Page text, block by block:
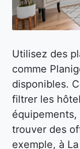
Utilisez des
comme
disponibles.
filtrer les
trouver des
exemple, à